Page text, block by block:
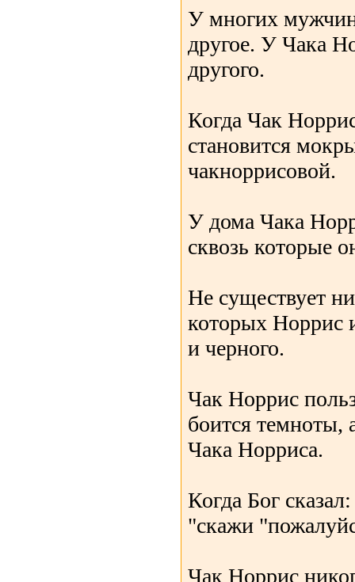
У многих
другое. У Чака
другого.
Когда Чак
становится
чакноррисовой.
У дома Чака
сквозь которые
Не существует
которых Норрис
и черного.
Чак Норрис
боится темноты,
Чака Норриса.
Когда Бог
"скажи
Чак Норрис